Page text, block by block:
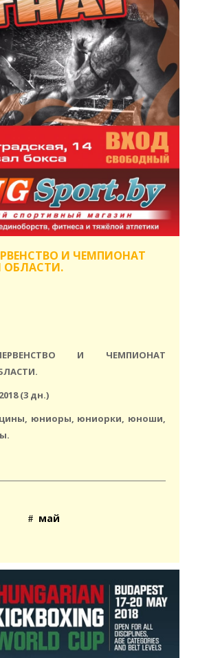
И ЧЕМПИОНАТ
ОБЛАСТИ.
И ЧЕМПИОНАТ
(3 дн.)
юниоры, юниорки, юноши,
май